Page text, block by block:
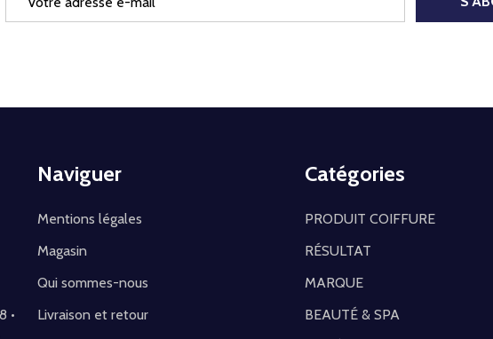
Naviguer
Mentions légales
Magasin
Qui sommes-nous
Livraison et retour
Catégories
PRODUIT COIFFURE
RÉSULTAT
MARQUE
BEAUTÉ & SPA